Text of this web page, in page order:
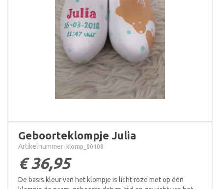
Geboorteklompje Julia
Artikelnummer: klomp_00108
€36,95
De basis kleur van het klompje is licht roze met op één